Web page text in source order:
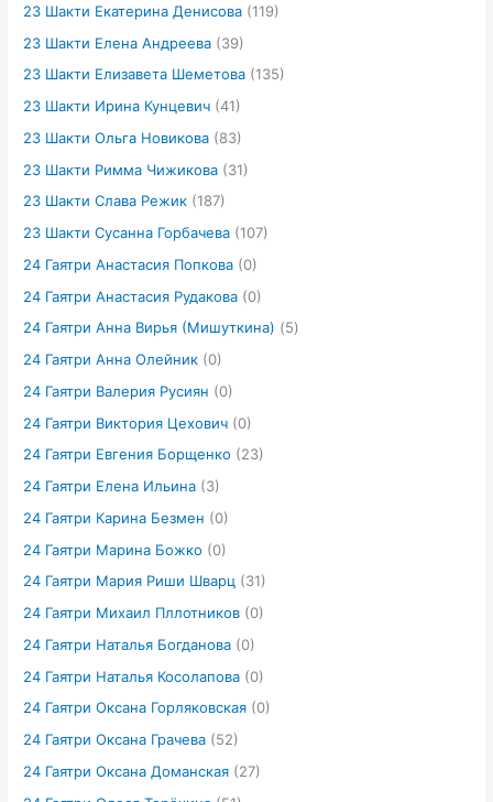
23 Шакти Екатерина Денисова (119)
23 Шакти Елена Андреева (39)
23 Шакти Елизавета Шеметова (135)
23 Шакти Ирина Кунцевич (41)
23 Шакти Ольга Новикова (83)
23 Шакти Римма Чижикова (31)
23 Шакти Слава Режик (187)
23 Шакти Сусанна Горбачева (107)
24 Гаятри Анастасия Попкова (0)
24 Гаятри Анастасия Рудакова (0)
24 Гаятри Анна Вирья (Мишуткина) (5)
24 Гаятри Анна Олейник (0)
24 Гаятри Валерия Русиян (0)
24 Гаятри Виктория Цехович (0)
24 Гаятри Евгения Борщенко (23)
24 Гаятри Елена Ильина (3)
24 Гаятри Карина Безмен (0)
24 Гаятри Марина Божко (0)
24 Гаятри Мария Риши Шварц (31)
24 Гаятри Михаил Пллотников (0)
24 Гаятри Наталья Богданова (0)
24 Гаятри Наталья Косолапова (0)
24 Гаятри Оксана Горляковская (0)
24 Гаятри Оксана Грачева (52)
24 Гаятри Оксана Доманская (27)